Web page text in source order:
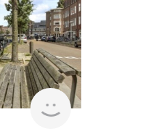
Woning